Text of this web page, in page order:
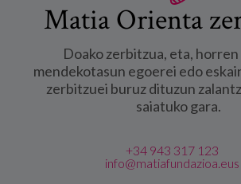
Matia Orienta
Doako zerbitzua, eta,
mendekotasun egoerei edo
zerbitzuei buruz dituzun
saiatuko gara.
+34 943 317 123
info@matiafundazioa.eus